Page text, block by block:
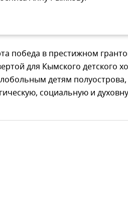
победа в престижном
для Кымского детского
детям полуострова,
социальную и